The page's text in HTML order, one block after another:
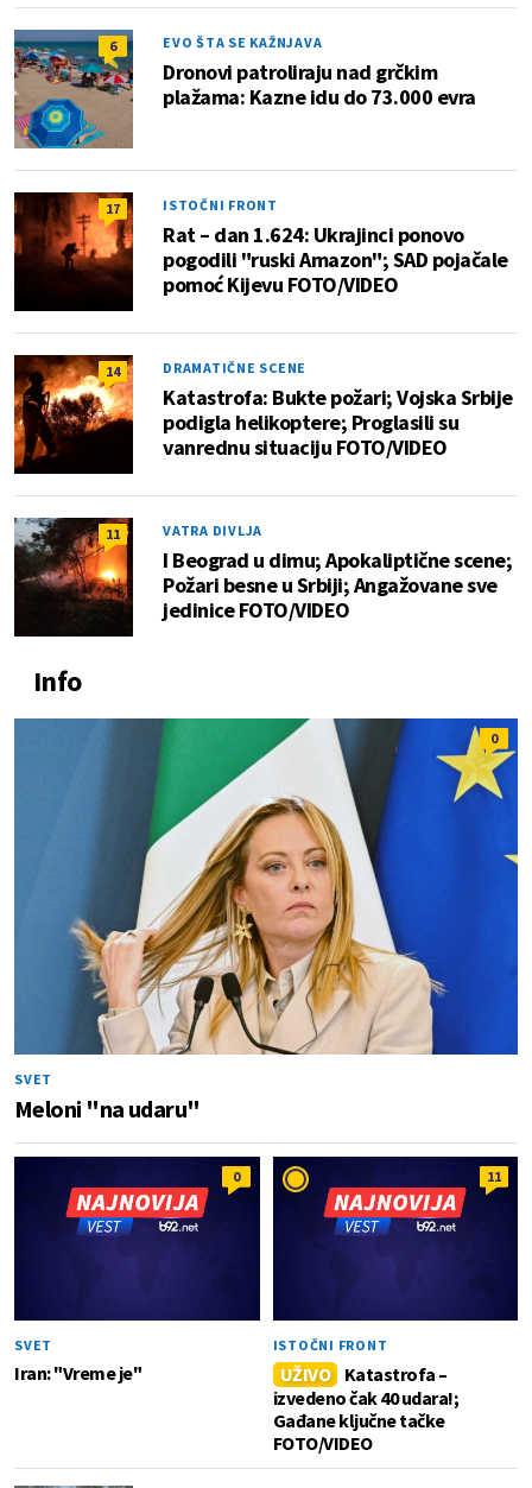
6 EVO ŠTA SE KAŽNJAVA
Dronovi patroliraju nad grčkim
plažama: Kazne idu do 73.000 evra
17 ISTOČNI FRONT
Rat – dan 1.624: Ukrajinci ponovo
pogodili "ruski Amazon"; SAD pojačale
pomoć Kijevu FOTO/VIDEO
14 DRAMATIČNE SCENE
Katastrofa: Bukte požari; Vojska Srbije
podigla helikoptere; Proglasili su
vanrednu situaciju FOTO/VIDEO
11 VATRA DIVLJA
I Beograd u dimu; Apokaliptične scene;
Požari besne u Srbiji; Angažovane sve
jedinice FOTO/VIDEO
Info
0
SVET
Meloni "na udaru"
0
SVET
Iran: "Vreme je"
11
ISTOČNI FRONT
UŽIVO
Katastrofa –
izvedeno čak 40 udara!;
Gađane ključne tačke
FOTO/VIDEO